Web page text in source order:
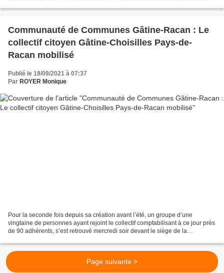
Communauté de Communes Gâtine-Racan : Le
collectif citoyen Gâtine-Choisilles Pays-de-
Racan mobilisé
Publié le 18/09/2021 à 07:37
Par ROYER Monique
Pour la seconde fois depuis sa création avant l’été, un groupe d’une
vingtaine de personnes ayant rejoint le collectif comptabilisant à ce jour près
de 90 adhérents, s’est retrouvé mercredi soir devant le siège de la
Page suivante >